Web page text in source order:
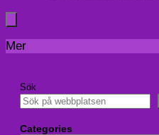
Mer
Sök
Categories